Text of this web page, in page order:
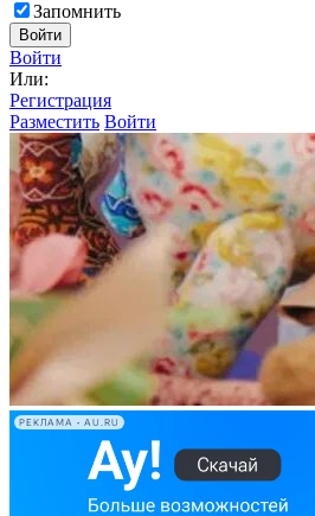
Запомнить
Войти
Войти
Или:
Регистрация
Разместить Войти
РЕКЛАМА • AU.RU